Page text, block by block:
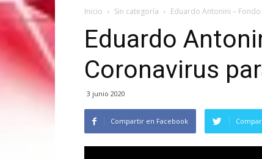
Inicio Sin categoría Eduardo Antonini –
Eduardo
Coronavirus
3 junio 2020
Compartir en Facebook